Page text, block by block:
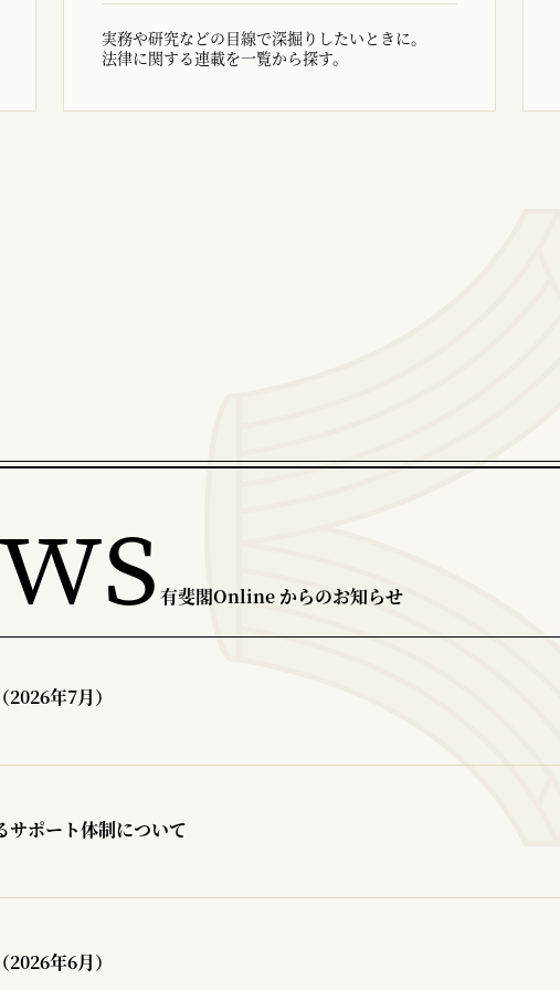
実務や研究などの目線で深掘りしたいときに。
法律に関する連載を一覧から探す。
有斐閣Online からのお知らせ
年7月）
サポート体制について
年6月）